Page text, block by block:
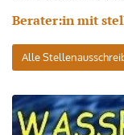
Berater:in mit
Alle